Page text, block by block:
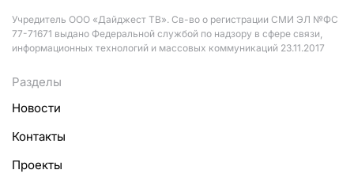
Учредитель ООО «Дайджест ТВ». Св-во о регистрации СМИ ЭЛ №ФС
77-71671 выдано Федеральной службой по надзору в сфере связи,
информационных технологий и массовых коммуникаций 23.11.2017
Разделы
Новости
Контакты
Проекты